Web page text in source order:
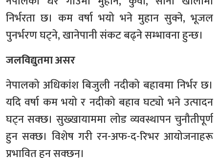
निर्भरता छ। कम वर्षा भयो भने मुहान सुक्ने, भूजल
पुनर्भरण घट्ने, खानेपानी संकट बढ्ने सम्भावना हुन्छ।
जलविद्युतमा असर
नेपालको अधिकांश बिजुली नदीको बहावमा निर्भर छ।
यदि वर्षा कम भयो र नदीको बहाव घट्यो भने उत्पादन
घट्न सक्छ। सुख्खायाममा लोड व्यवस्थापन चुनौतीपूर्ण
हुन सक्छ। विशेष गरी रन-अफ-द-रिभर आयोजनाहरू
प्रभावित हुन सक्छन्।